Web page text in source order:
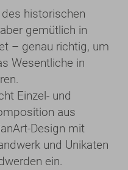
historischen
gemütlich in
– genau richtig, um
Wesentliche in
Einzel- und
aus
Design mit
und Unikaten
ein.